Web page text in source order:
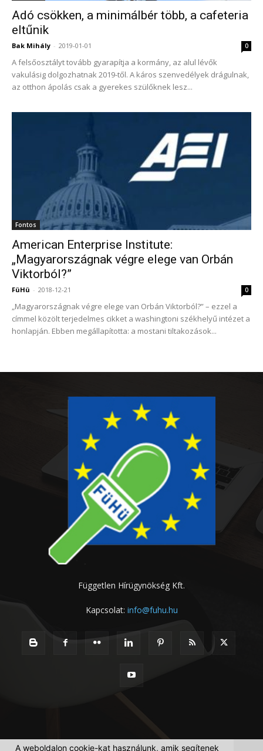
Adó csökken, a minimálbér több, a cafeteria
eltűnik
Bak Mihály - 2019-01-01 0
A felsőosztályt tovább gyarapítja a kormány, az alul lévők
vakulásig dolgozhatnak 2019-től. A káros szenvedélyek drágulnak,
az otthon ápolás csak a gyerekes szülőknek lesz...
Fontos
American Enterprise Institute:
„Magyarországnak végre elege van Orbán
Viktorból?”
FüHü - 2018-12-21 0
„Magyarországnak végre elege van Orbán Viktorból?” – ezzel a
címmel közölt terjedelmes cikket a washingtoni székhelyű intézet a
honlapján. Ebben megállapította: a mostani tiltakozások...
Független Hírügynökség Kft.
Kapcsolat: info@fuhu.hu
A weboldalon cookie-kat használunk, amik segítenek